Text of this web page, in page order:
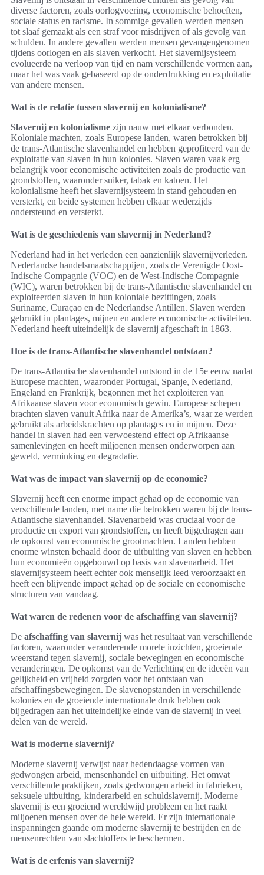
diverse factoren, zoals oorlogvoering, economische behoeften,
sociale status en racisme. In sommige gevallen werden mensen
tot slaaf gemaakt als een straf voor misdrijven of als gevolg van
schulden. In andere gevallen werden mensen gevangengenomen
tijdens oorlogen en als slaven verkocht. Het slavernijsysteem
evolueerde na verloop van tijd en nam verschillende vormen aan,
maar het was vaak gebaseerd op de onderdrukking en exploitatie
van andere mensen.
Wat is de relatie tussen slavernij en kolonialisme?
Slavernij en kolonialisme zijn nauw met elkaar verbonden.
Koloniale machten, zoals Europese landen, waren betrokken bij
de trans-Atlantische slavenhandel en hebben geprofiteerd van de
exploitatie van slaven in hun kolonies. Slaven waren vaak erg
belangrijk voor economische activiteiten zoals de productie van
grondstoffen, waaronder suiker, tabak en katoen. Het
kolonialisme heeft het slavernijsysteem in stand gehouden en
versterkt, en beide systemen hebben elkaar wederzijds
ondersteund en versterkt.
Wat is de geschiedenis van slavernij in Nederland?
Nederland had in het verleden een aanzienlijk slavernijverleden.
Nederlandse handelsmaatschappijen, zoals de Verenigde Oost-
Indische Compagnie (VOC) en de West-Indische Compagnie
(WIC), waren betrokken bij de trans-Atlantische slavenhandel en
exploiteerden slaven in hun koloniale bezittingen, zoals
Suriname, Curaçao en de Nederlandse Antillen. Slaven werden
gebruikt in plantages, mijnen en andere economische activiteiten.
Nederland heeft uiteindelijk de slavernij afgeschaft in 1863.
Hoe is de trans-Atlantische slavenhandel ontstaan?
De trans-Atlantische slavenhandel ontstond in de 15e eeuw nadat
Europese machten, waaronder Portugal, Spanje, Nederland,
Engeland en Frankrijk, begonnen met het exploiteren van
Afrikaanse slaven voor economisch gewin. Europese schepen
brachten slaven vanuit Afrika naar de Amerika’s, waar ze werden
gebruikt als arbeidskrachten op plantages en in mijnen. Deze
handel in slaven had een verwoestend effect op Afrikaanse
samenlevingen en heeft miljoenen mensen onderworpen aan
geweld, verminking en degradatie.
Wat was de impact van slavernij op de economie?
Slavernij heeft een enorme impact gehad op de economie van
verschillende landen, met name die betrokken waren bij de trans-
Atlantische slavenhandel. Slavenarbeid was cruciaal voor de
productie en export van grondstoffen, en heeft bijgedragen aan
de opkomst van economische grootmachten. Landen hebben
enorme winsten behaald door de uitbuiting van slaven en hebben
hun economieën opgebouwd op basis van slavenarbeid. Het
slavernijsysteem heeft echter ook menselijk leed veroorzaakt en
heeft een blijvende impact gehad op de sociale en economische
structuren van vandaag.
Wat waren de redenen voor de afschaffing van slavernij?
De afschaffing van slavernij was het resultaat van verschillende
factoren, waaronder veranderende morele inzichten, groeiende
weerstand tegen slavernij, sociale bewegingen en economische
veranderingen. De opkomst van de Verlichting en de ideeën van
gelijkheid en vrijheid zorgden voor het ontstaan van
afschaffingsbewegingen. De slavenopstanden in verschillende
kolonies en de groeiende internationale druk hebben ook
bijgedragen aan het uiteindelijke einde van de slavernij in veel
delen van de wereld.
Wat is moderne slavernij?
Moderne slavernij verwijst naar hedendaagse vormen van
gedwongen arbeid, mensenhandel en uitbuiting. Het omvat
verschillende praktijken, zoals gedwongen arbeid in fabrieken,
seksuele uitbuiting, kinderarbeid en schuldslavernij. Moderne
slavernij is een groeiend wereldwijd probleem en het raakt
miljoenen mensen over de hele wereld. Er zijn internationale
inspanningen gaande om moderne slavernij te bestrijden en de
mensenrechten van slachtoffers te beschermen.
Wat is de erfenis van slavernij?